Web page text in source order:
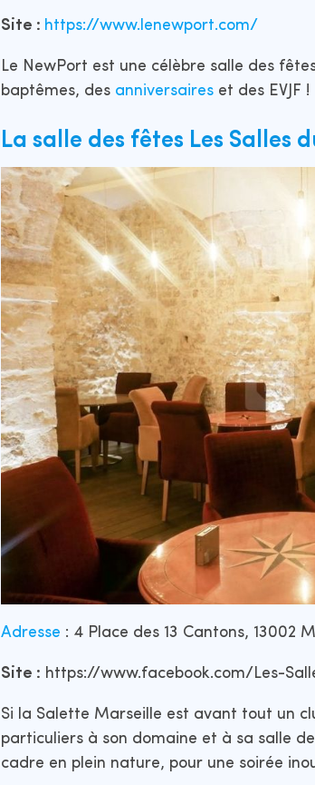
Site : https://www.lenewport.com/
Le NewPort est une célèbre salle des
baptêmes, des anniversaires et des EVJF !
La salle des fêtes Les Salles
Adresse : 4 Place des 13 Cantons, 13002
Site : https://www.facebook.com/Les-
Si la Salette Marseille est avant tout un
particuliers à son domaine et à sa salle
cadre en plein nature, pour une soirée